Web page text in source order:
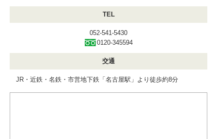
TEL
052-541-5430
0120-345594
交通
JR・近鉄・名鉄・市営地下鉄「名古屋駅」より徒歩約8分